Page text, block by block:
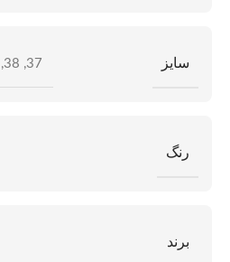
سایز 37
,
38
,
رنگ
برند